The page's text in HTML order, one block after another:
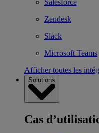
Salesforce
Zendesk
Slack
Microsoft Teams
Afficher toutes les
Solutions
Cas